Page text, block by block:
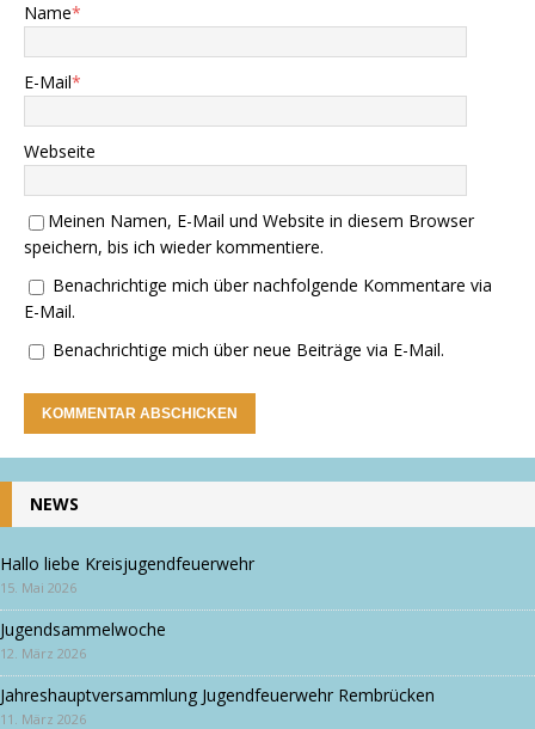
Name*
E-Mail*
Webseite
Meinen Namen, E-Mail und Website in diesem Browser
speichern, bis ich wieder kommentiere.
Benachrichtige mich über nachfolgende Kommentare via
E-Mail.
Benachrichtige mich über neue Beiträge via E-Mail.
NEWS
Hallo liebe Kreisjugendfeuerwehr
15. Mai 2026
Jugendsammelwoche
12. März 2026
Jahreshauptversammlung Jugendfeuerwehr Rembrücken
11. März 2026